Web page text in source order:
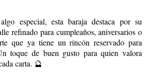
especial, esta baraja destaca por su
refinado para cumpleaños, aniversarios o
que ya tiene un rincón reservado para
toque de buen gusto para quien valora
carta. 🔮